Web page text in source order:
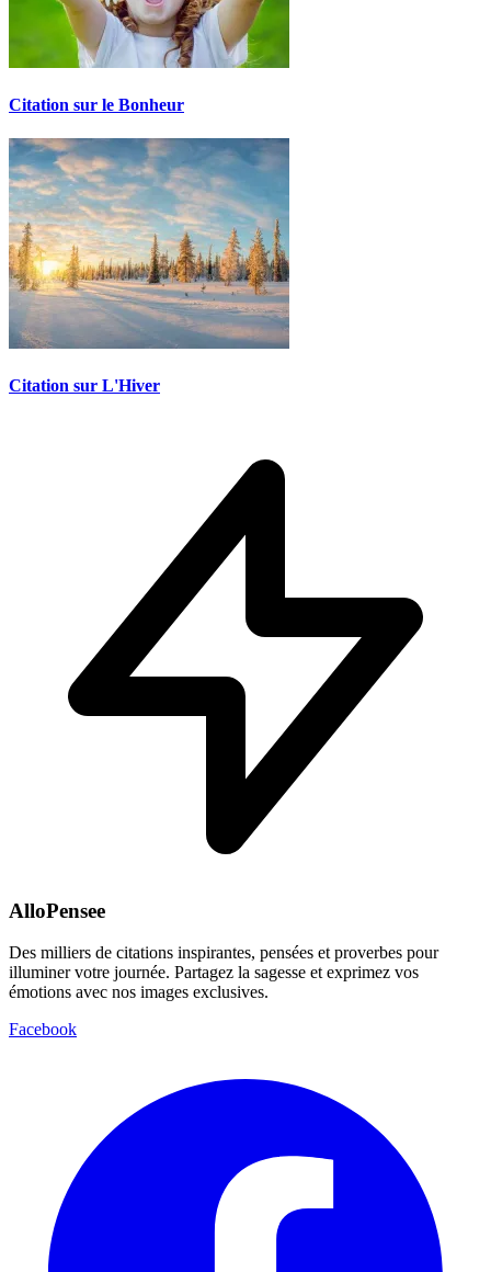
Citation sur le Bonheur
Citation sur L'Hiver
AlloPensee
Des milliers de citations inspirantes, pensées et proverbes pour
illuminer votre journée. Partagez la sagesse et exprimez vos
émotions avec nos images exclusives.
Facebook